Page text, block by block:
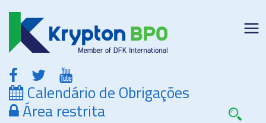
Calendário de Obrigações
Área restrita